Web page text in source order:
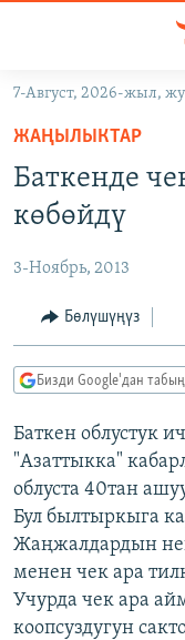
Навигацияга
өтүңүз
Издөөгө
салыңызКЫРГЫЗСТАН
ЭКОНОМИКА
МАДАНИЯТ
ДҮЙНӨ
БОРБОР АЗИЯ
АТАЙЫН ИЛИКТӨӨ
ТВ ПРОГРАММАЛАР
ЭКСПЕРТТЕР ТАЛДАЙТ
БИЗ ЖАНА ДҮЙНӨ
ДАНИСТЕ
ЭЖЕ-СИҢДИЛЕР
АЗАТТЫК+
ЫҢГАЙСЫЗ СУРООЛОР
ӨЗГӨЧӨ ПИКИР
Русский
ОНЛАЙН ШЕРИНЕ
7-Август, 2026-жыл,
ЖАҢЫЛЫКТАР
Баткенде
көбөйдү
3-Ноябрь, 2013
Бөлүшүңүз
Бизди Google'дан
Баткен облустук
"Азаттыкка"
облуста 40тан
Бул былтыркыга
Жаңжалдардын
менен чек ара
Учурда чек ара
коопсуздугун